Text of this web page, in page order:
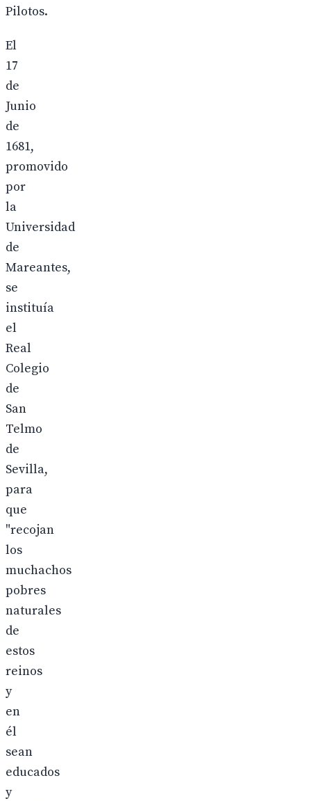
Pilotos.
El
17
de
Junio
de
1681,
promovido
por
la
Universidad
de
Mareantes,
se
instituía
el
Real
Colegio
de
San
Telmo
de
Sevilla,
para
que
"recojan
los
muchachos
pobres
naturales
de
estos
reinos
y
en
él
sean
educados
y